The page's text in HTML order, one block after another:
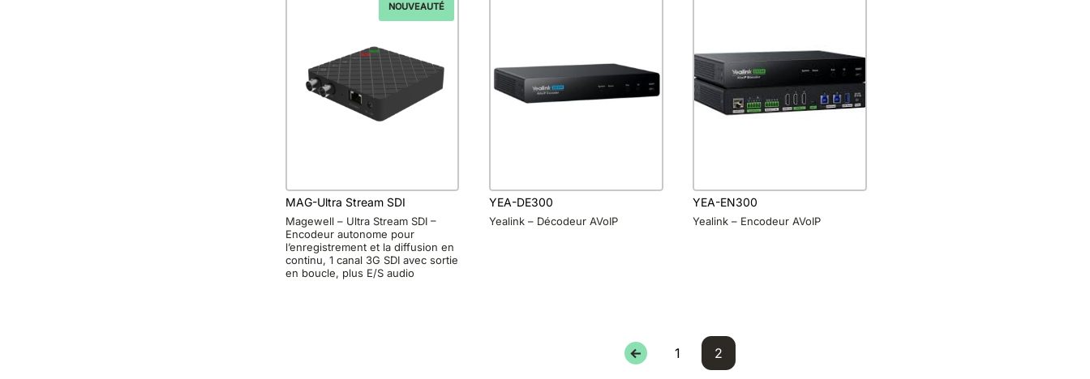
NOUVEAUTÉ
MAG-Ultra Stream SDI
Magewell – Ultra Stream SDI –
Encodeur autonome pour
l’enregistrement et la diffusion en
continu, 1 canal 3G SDI avec sortie
en boucle, plus E/S audio
YEA-DE300
Yealink – Décodeur AVoIP
YEA-EN300
Yealink – Encodeur AVoIP
← 1 2